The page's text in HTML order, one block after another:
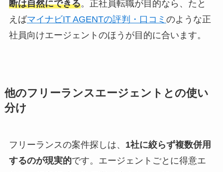
断は自然にできる。正社員転職が目的なら、たと
えばマイナビIT AGENTの評判・口コミ のような正
社員向けエージェントのほうが目的に合います。
他のフリーランスエージェントとの使い
分け
フリーランスの案件探しは、 1社に絞らず複数併用
するのが現実的です。エージェントごとに得意エ